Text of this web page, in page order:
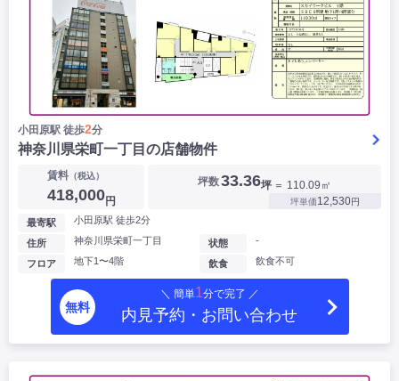
小田原駅 徒歩2分
神奈川県栄町一丁目の店舗物件
賃料（税込）
418,000円
坪数33.36坪 ＝ 110.09㎡
坪単価12,530円
最寄駅 小田原駅 徒歩2分
住所 神奈川県栄町一丁目
フロア 地下1〜4階
状態 -
飲食 飲食不可
無料
＼ 簡単1分で完了 ／
内見予約・お問い合わせ